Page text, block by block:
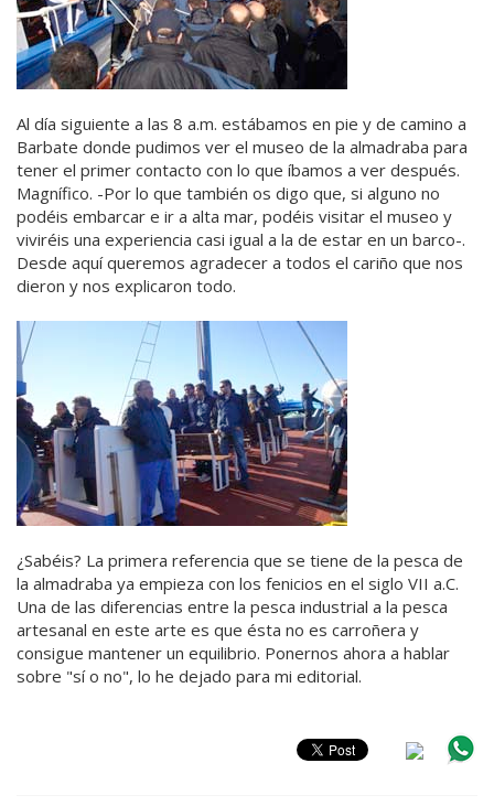
Al día siguiente a las 8 a.m. estábamos en pie y de camino a
Barbate donde pudimos ver el museo de la almadraba para
tener el primer contacto con lo que íbamos a ver después.
Magnífico. -Por lo que también os digo que, si alguno no
podéis embarcar e ir a alta mar, podéis visitar el museo y
viviréis una experiencia casi igual a la de estar en un barco-.
Desde aquí queremos agradecer a todos el cariño que nos
dieron y nos explicaron todo.
¿Sabéis? La primera referencia que se tiene de la pesca de
la almadraba ya empieza con los fenicios en el siglo VII a.C.
Una de las diferencias entre la pesca industrial a la pesca
artesanal en este arte es que ésta no es carroñera y
consigue mantener un equilibrio. Ponernos ahora a hablar
sobre "sí o no", lo he dejado para mi editorial.